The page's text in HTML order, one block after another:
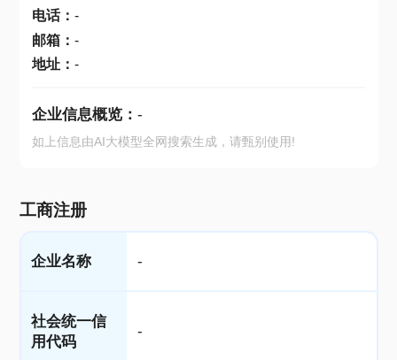
电话： -
邮箱： -
地址： -
企业信息概览： -
如上信息由AI大模型全网搜索生成，请甄别使用!
工商注册
企业名称 -
社会统一信
用代码
-